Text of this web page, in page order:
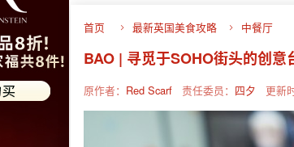
首页 最新英国美食攻略 中餐厅
BAO | 寻觅于SOHO街头的创意
原作者： Red Scarf 责任委员： 四夕 更新